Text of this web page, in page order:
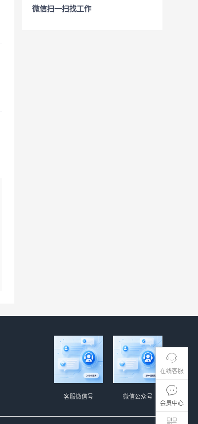
在线客服
会员中心
微信扫一扫找工作
微信公众号
客服微信号